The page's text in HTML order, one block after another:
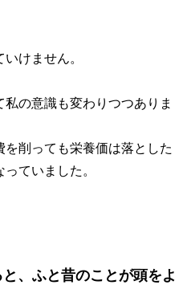
けません。
の意識も変わりつつありま
削っても栄養価は落とした
ていました。
、ふと昔のことが頭をよ